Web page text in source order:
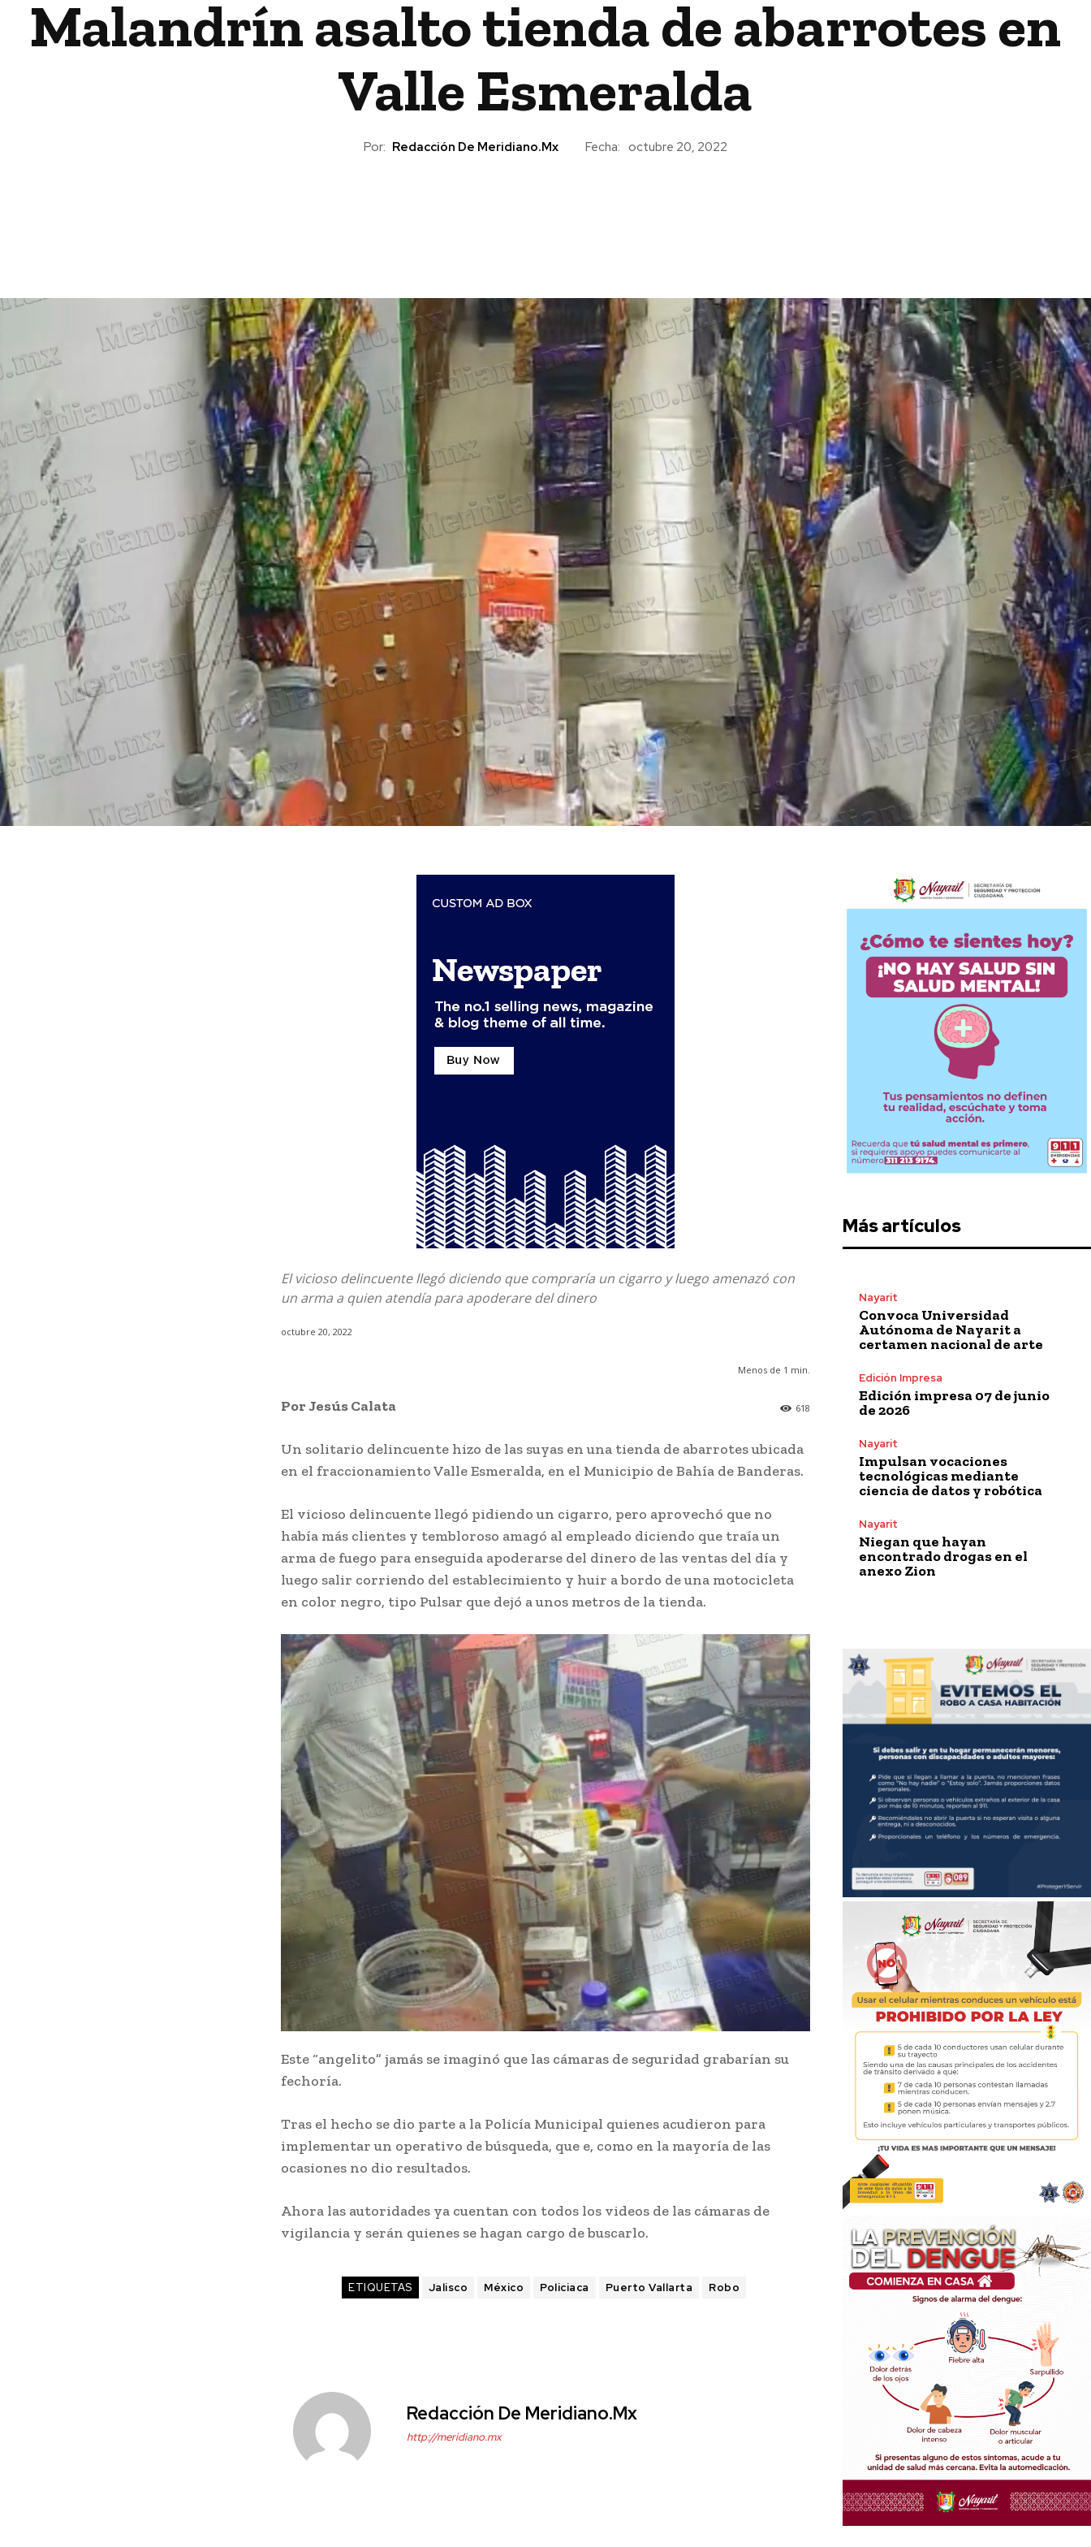
Malandrín asalto tienda de abarrotes en
Valle Esmeralda
Por: Redacción De Meridiano.mx Fecha: octubre 20, 2022
El vicioso delincuente llegó diciendo que compraría un cigarro y luego amenazó con
un arma a quien atendía para apoderare del dinero
octubre 20, 2022
Menos de 1 min.
618
Por Jesús Calata
Un solitario delincuente hizo de las suyas en una tienda de abarrotes ubicada
en el fraccionamiento Valle Esmeralda, en el Municipio de Bahía de Banderas.
El vicioso delincuente llegó pidiendo un cigarro, pero aprovechó que no
había más clientes y tembloroso amagó al empleado diciendo que traía un
arma de fuego para enseguida apoderarse del dinero de las ventas del día y
luego salir corriendo del establecimiento y huir a bordo de una motocicleta
en color negro, tipo Pulsar que dejó a unos metros de la tienda.
Este “angelito” jamás se imaginó que las cámaras de seguridad grabarían su
fechoría.
Tras el hecho se dio parte a la Policía Municipal quienes acudieron para
implementar un operativo de búsqueda, que e, como en la mayoría de las
ocasiones no dio resultados.
Ahora las autoridades ya cuentan con todos los videos de las cámaras de
vigilancia y serán quienes se hagan cargo de buscarlo.
ETIQUETAS Jalisco México Policiaca Puerto Vallarta Robo
Redacción De Meridiano.mx
http://meridiano.mx
Más artículos
Nayarit
Convoca Universidad
Autónoma de Nayarit a
certamen nacional de arte
Edición Impresa
Edición impresa 07 de junio
de 2026
Nayarit
Impulsan vocaciones
tecnológicas mediante
ciencia de datos y robótica
Nayarit
Niegan que hayan
encontrado drogas en el
anexo Zion